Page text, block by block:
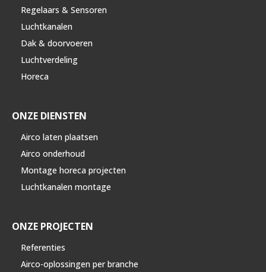
Regelaars & Sensoren
Luchtkanalen
Dak & doorvoeren
Luchtverdeling
Horeca
ONZE DIENSTEN
Airco laten plaatsen
Airco onderhoud
Montage horeca projecten
Luchtkanalen montage
ONZE PROJECTEN
Referenties
Airco-oplossingen per branche